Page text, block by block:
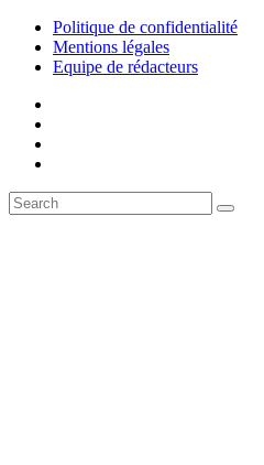
Politique de confidentialité
Mentions légales
Equipe de rédacteurs